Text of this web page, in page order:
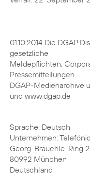
Sprache: Deutsch
Unternehmen:
Georg-Brauchle-Ring
80992 München
Deutschland